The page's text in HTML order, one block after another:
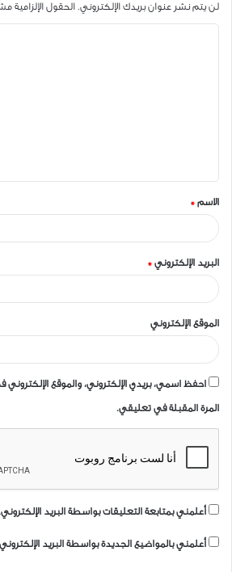
لن يتم نشر عنوان بريدك الإلكتروني. الحقول الإلزامية
ق
*الاسم *
البريد الإلكتروني *
الموقع الإلكتروني
احفظ اسمي، بريدي الإلكتروني، والموقع
المرة المقبلة في تعليقي.
أعلمني بمتابعة التعليقات بواسطة البريد
أعلمني بالمواضيع الجديدة بواسطة البريد